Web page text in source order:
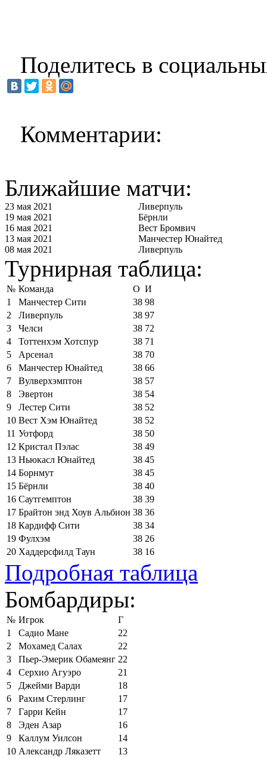
Поделитесь в
Комментарии:
Ближайшие матчи:
23 мая 2021
Ливерпуль
19 мая 2021
Бёрнли
16 мая 2021
Вест Бромвич
13 мая 2021
Манчестер Юнайтед
08 мая 2021
Ливерпуль
Турнирная таблица:
№ Команда О И
1
Манчестер Сити 38 98
2
Ливерпуль 38 97
3
Челси 38 72
4
Тоттенхэм Хотспур 38 71
5
Арсенал 38 70
6
Манчестер Юнайтед 38 66
7
Вулверхэмптон 38 57
8
Эвертон 38 54
9
Лестер Сити 38 52
10 Вест Хэм Юнайтед 38 52
11 Уотфорд 38 50
12 Кристал Пэлас 38 49
13 Ньюкасл Юнайтед 38 45
14 Борнмут 38 45
15 Бёрнли 38 40
16 Саутгемптон 38 39
17 Брайтон энд Хоув Альбион 38 36
18 Кардифф Сити 38 34
19 Фулхэм 38 26
20 Хаддерсфилд Таун 38 16
Подробная таблица
Бомбардиры:
№ Игрок
Г
1
Садио Мане
22
2
Мохамед Салах
22
3
Пьер-Эмерик Обамеянг 22
4
Серхио Агуэро
21
5
Джейми Варди
18
6
Рахим Стерлинг
17
7
Гарри Кейн
17
8
Эден Азар
16
9
Каллум Уилсон
14
10 Александр Ляказетт
13